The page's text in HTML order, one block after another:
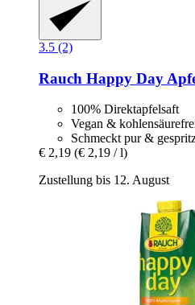
3.5 (2)
Rauch Happy Day
100% Direktapfelsaft
Vegan &
Schmeckt pur &
€ 2,19 (€ 2,19 / l)
Zustellung bis 12. August